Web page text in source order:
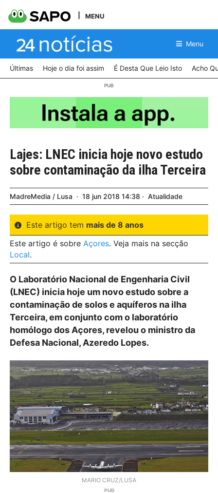
MENU
Menu
Últimas Hoje o dia foi assim É Desta Que Leio Isto Acho
Lajes: LNEC inicia hoje novo estudo
sobre contaminação da ilha Terceira
MadreMedia / Lusa 18 jun 2018 14:38 Atualidade
Este artigo tem mais de 8 anos
Este artigo é sobre Açores. Veja mais na secção
Local.
O Laboratório Nacional de Engenharia Civil
(LNEC) inicia hoje um novo estudo sobre a
contaminação de solos e aquíferos na ilha
Terceira, em conjunto com o laboratório
homólogo dos Açores, revelou o ministro da
Defesa Nacional, Azeredo Lopes.
MARIO CRUZ/LUSA